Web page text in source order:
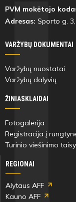
PVM mokėtojo
Adresas: Sporto g. 3,
VARŽYBŲ DOKUMENTAI
Varžybų nuostatai
Varžybų dalyvių
ŽINIASKLAIDAI
Fotogalerija
Registracija į
Turinio viešinimo
REGIONAI
Alytaus AFF
Kauno AFF